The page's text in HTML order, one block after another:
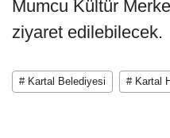
Mumcu Kültür
ziyaret edilebilecek.
# Kartal Belediyesi # Kartal